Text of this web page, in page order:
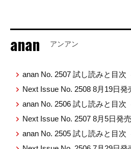
anan アンアン
anan No. 2507 試し読みと目次
Next Issue No. 2508 8月19日発
anan No. 2506 試し読みと目次
Next Issue No. 2507 8月5日発売
anan No. 2505 試し読みと目次